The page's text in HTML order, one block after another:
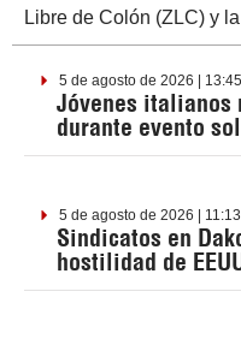
Libre de Colón (ZLC) y
5 de agosto de 2026 | 13:45
Jóvenes italianos
durante evento
5 de agosto de 2026 | 11:13
Sindicatos en
hostilidad de